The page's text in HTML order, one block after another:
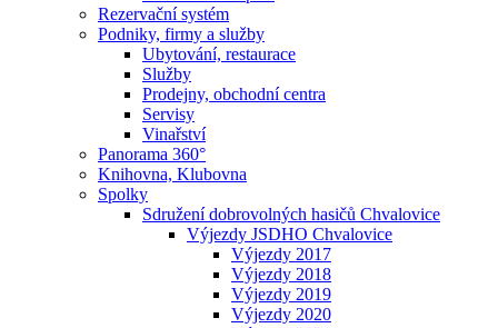
Rezervační systém
Podniky, firmy a služby
Ubytování, restaurace
Služby
Prodejny, obchodní centra
Servisy
Vinařství
Panorama 360°
Knihovna, Klubovna
Spolky
Sdružení dobrovolných hasičů Chvalovice
Výjezdy JSDHO Chvalovice
Výjezdy 2017
Výjezdy 2018
Výjezdy 2019
Výjezdy 2020